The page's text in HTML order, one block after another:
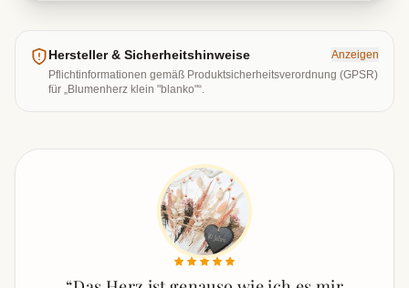
Hersteller & Sicherheitshinweise
Anzeigen
Pflichtinformationen gemäß Produktsicherheitsverordnung (GPSR)
für „Blumenherz klein "blanko"“.